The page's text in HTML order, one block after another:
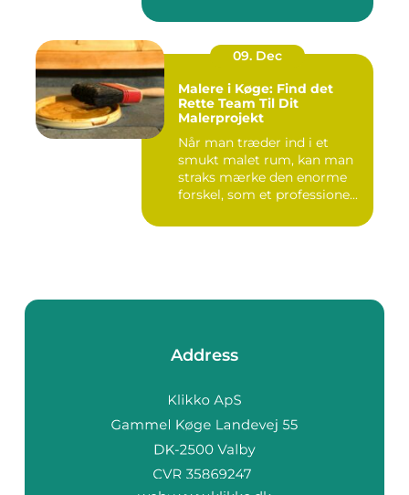
09. Dec
Malere i Køge: Find det
Rette Team Til Dit
Malerprojekt
Når man træder ind i et
smukt malet rum, kan man
straks mærke den enorme
forskel, som et professione...
Address